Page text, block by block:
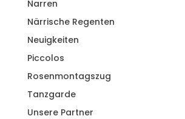
Narren
Närrische Regenten
Neuigkeiten
Piccolos
Rosenmontagszug
Tanzgarde
Unsere Partner